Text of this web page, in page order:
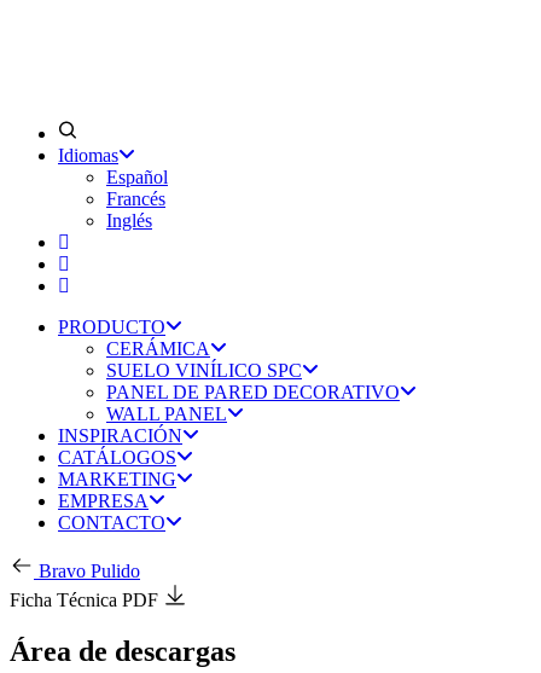
Idiomas
Español
Francés
Inglés
PRODUCTO
CERÁMICA
SUELO VINÍLICO SPC
PANEL DE PARED DECORATIVO
WALL PANEL
INSPIRACIÓN
CATÁLOGOS
MARKETING
EMPRESA
CONTACTO
Bravo Pulido
Ficha Técnica PDF
Área de descargas